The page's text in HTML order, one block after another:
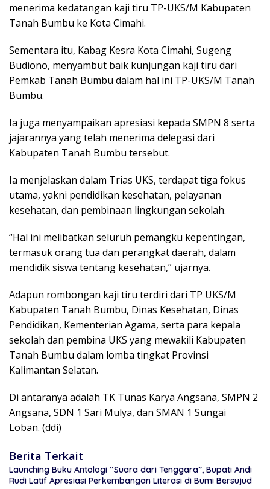
menerima kedatangan kaji tiru TP-UKS/M Kabupaten
Tanah Bumbu ke Kota Cimahi.
Sementara itu, Kabag Kesra Kota Cimahi, Sugeng
Budiono, menyambut baik kunjungan kaji tiru dari
Pemkab Tanah Bumbu dalam hal ini TP-UKS/M Tanah
Bumbu.
Ia juga menyampaikan apresiasi kepada SMPN 8 serta
jajarannya yang telah menerima delegasi dari
Kabupaten Tanah Bumbu tersebut.
Ia menjelaskan dalam Trias UKS, terdapat tiga fokus
utama, yakni pendidikan kesehatan, pelayanan
kesehatan, dan pembinaan lingkungan sekolah.
“Hal ini melibatkan seluruh pemangku kepentingan,
termasuk orang tua dan perangkat daerah, dalam
mendidik siswa tentang kesehatan,” ujarnya.
Adapun rombongan kaji tiru terdiri dari TP UKS/M
Kabupaten Tanah Bumbu, Dinas Kesehatan, Dinas
Pendidikan, Kementerian Agama, serta para kepala
sekolah dan pembina UKS yang mewakili Kabupaten
Tanah Bumbu dalam lomba tingkat Provinsi
Kalimantan Selatan.
Di antaranya adalah TK Tunas Karya Angsana, SMPN 2
Angsana, SDN 1 Sari Mulya, dan SMAN 1 Sungai
Loban. (ddi)
Berita Terkait
Launching Buku Antologi “Suara dari Tenggara”, Bupati Andi
Rudi Latif Apresiasi Perkembangan Literasi di Bumi Bersujud